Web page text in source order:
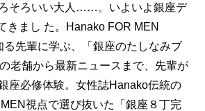
そろいい大人……。いよいよ銀座デ
きまし た。Hanako FOR MEN
先輩に学ぶ、「銀座のたしなみブ
老舗から最新ニュースまで、先輩が
座必修体験。女性誌Hanako伝統の
視点で選び抜いた「銀座８丁完